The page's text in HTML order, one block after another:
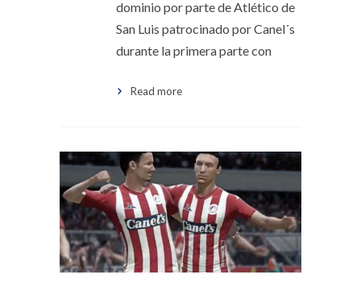
dominio por parte de Atlético de
San Luis patrocinado por Canel´s
durante la primera parte con
Read more